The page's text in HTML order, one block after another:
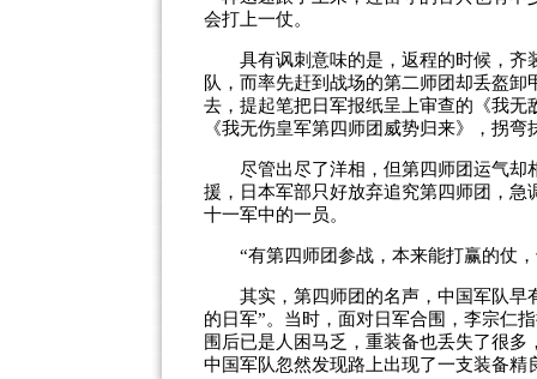
会打上一仗。
具有讽刺意味的是，返程的时候，齐
队，而率先赶到战场的第二师团却丢盔
去，提起笔把日军报纸呈上审查的《我
《我无伤皇军第四师团威势归来》，拐
尽管出尽了洋相，但第四师团运气却
援，日本军部只好放弃追究第四师团，
十一军中的一员。
“有第四师团参战，本来能打赢的仗
其实，第四师团的名声，中国军队早
的日军”。当时，面对日军合围，李宗仁
围后已是人困马乏，重装备也丢失了很
中国军队忽然发现路上出现了一支装备精